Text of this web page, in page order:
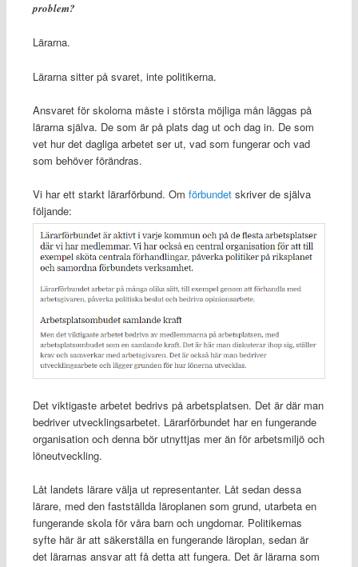
problem?
Lärarna.
Lärarna sitter på svaret, inte politikerna.
Ansvaret för skolorna måste i största möjliga mån läggas på
lärarna själva. De som är på plats dag ut och dag in. De som
vet hur det dagliga arbetet ser ut, vad som fungerar och vad
som behöver förändras.
Vi har ett starkt lärarförbund. Om förbundet skriver de själva
följande:
Det viktigaste arbetet bedrivs på arbetsplatsen. Det är där man
bedriver utvecklingsarbetet. Lärarförbundet har en fungerande
organisation och denna bör utnyttjas mer än för arbetsmiljö och
löneutveckling.
Låt landets lärare välja ut representanter. Låt sedan dessa
lärare, med den fastställda läroplanen som grund, utarbeta en
fungerande skola för våra barn och ungdomar. Politikernas
syfte här är att säkerställa en fungerande läroplan, sedan är
det lärarnas ansvar att få detta att fungera. Det är lärarna som